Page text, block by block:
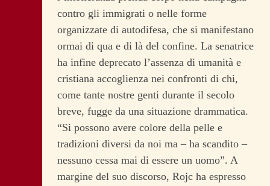
contro gli immigrati o nelle forme
organizzate di autodifesa, che si manifestano
ormai di qua e di là del confine. La senatrice
ha infine deprecato l’assenza di umanità e
cristiana accoglienza nei confronti di chi,
come tante nostre genti durante il secolo
breve, fugge da una situazione drammatica.
“Si possono avere colore della pelle e
tradizioni diversi da noi ma – ha scandito –
nessuno cessa mai di essere un uomo”. A
margine del suo discorso, Rojc ha espresso